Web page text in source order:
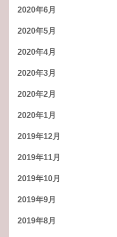
2020年6月
2020年5月
2020年4月
2020年3月
2020年2月
2020年1月
2019年12月
2019年11月
2019年10月
2019年9月
2019年8月